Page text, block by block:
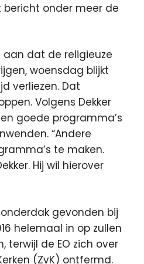
bericht onder meer de
aan dat de religieuze
woensdag blijkt
verliezen. Dat
Volgens Dekker
goede programma’s
“Andere
te maken.
Hij wil hierover
gevonden bij
helemaal in op zullen
terwijl de EO zich over
(ZvK) ontfermd.